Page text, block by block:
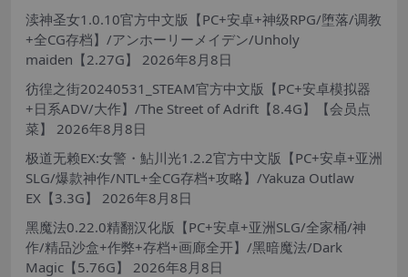
渎神圣女1.0.10官方中文版【PC+安卓+神级RPG/堕落/调教
+全CG存档】/アンホーリーメイデン/Unholy
maiden【2.27G】
2026年8月8日
彷徨之街20240531_STEAM官方中文版【PC+安卓模拟器
+日系ADV/大作】/The Street of Adrift【8.4G】【会员点
菜】
2026年8月8日
极道无赖EX:女警・鮎川光1.2.2官方中文版【PC+安卓+亚洲
SLG/爆款神作/NTL+全CG存档+攻略】/Yakuza Outlaw
EX【3.3G】
2026年8月8日
黑魔法0.22.0精翻汉化版【PC+安卓+亚洲SLG/全家桶/神
作/精品沙盒+作弊+存档+画廊全开】/黑暗魔法/Dark
Magic【5.76G】
2026年8月8日